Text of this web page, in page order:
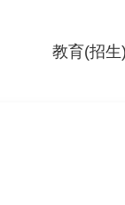
教育(招生